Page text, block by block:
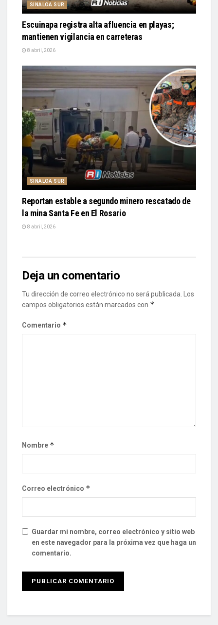
SINALOA SUR
Escuinapa registra alta afluencia en playas;
mantienen vigilancia en carreteras
8 abril, 2026
SINALOA SUR
Reportan estable a segundo minero rescatado de
la mina Santa Fe en El Rosario
8 abril, 2026
Deja un comentario
Tu dirección de correo electrónico no será publicada. Los
campos obligatorios están marcados con *
Comentario *
Nombre *
Correo electrónico *
Guardar mi nombre, correo electrónico y sitio web
en este navegador para la próxima vez que haga un
comentario.